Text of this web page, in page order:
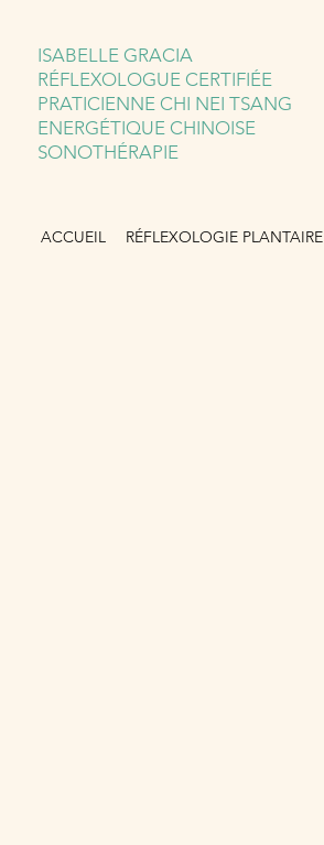
ISABELLE GRACIA
RÉFLEXOLOGUE CERTIFIÉE
PRATICIENNE CHI NEI TSANG
ENERGÉTIQUE CHINOISE
SONOTHÉRAPIE
ACCUEIL RÉFLEXOLOGIE PLANTAIRE